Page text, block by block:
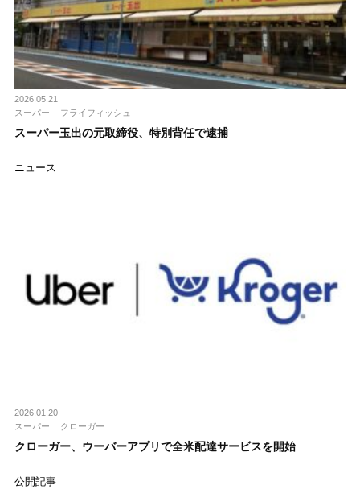
2026.05.21
スーパー
フライフィッシュ
スーパー玉出の元取締役、特別背任で逮捕
ニュース
2026.01.20
スーパー
クローガー
クローガー、ウーバーアプリで全米配達サービスを開始
公開記事